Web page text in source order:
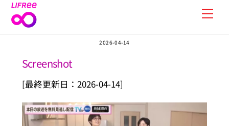
Skip
2026-04-14
Screenshot
[最終更新日：2026-04-14]